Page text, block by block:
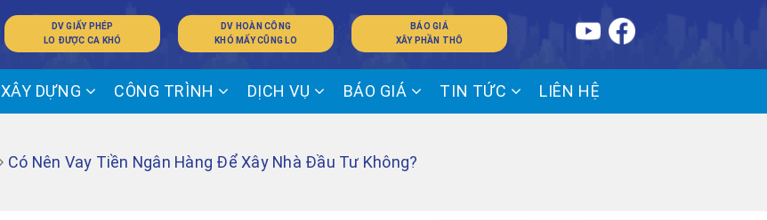
DV GIẤY PHÉP
LO ĐƯỢC CA KHÓ
DV HOÀN CÔNG
KHÓ MẤY CŨNG LO
BÁO GIÁ
XÂY PHẦN THÔ
XÂY DỰNG CÔNG TRÌNH DỊCH VỤ BÁO GIÁ TIN TỨC LIÊN HỆ
Có Nên Vay Tiền Ngân Hàng Để Xây Nhà Đầu Tư Không?